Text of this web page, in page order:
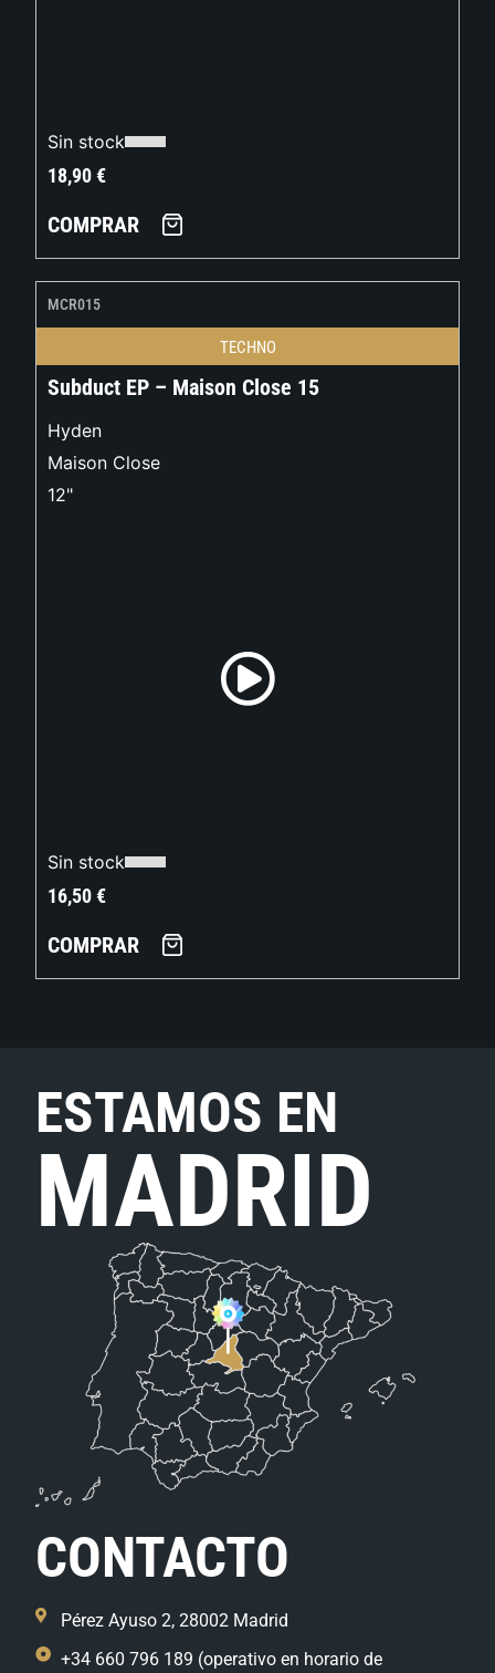
Sin stock
18,90€
COMPRAR
MCR015
TECHNO
Subduct EP – Maison Close 15
Hyden
Maison Close
12"
Sin stock
16,50€
COMPRAR
ESTAMOS EN
MADRID
CONTACTO
Pérez Ayuso 2, 28002 Madrid
+34 660 796 189 (operativo en horario de